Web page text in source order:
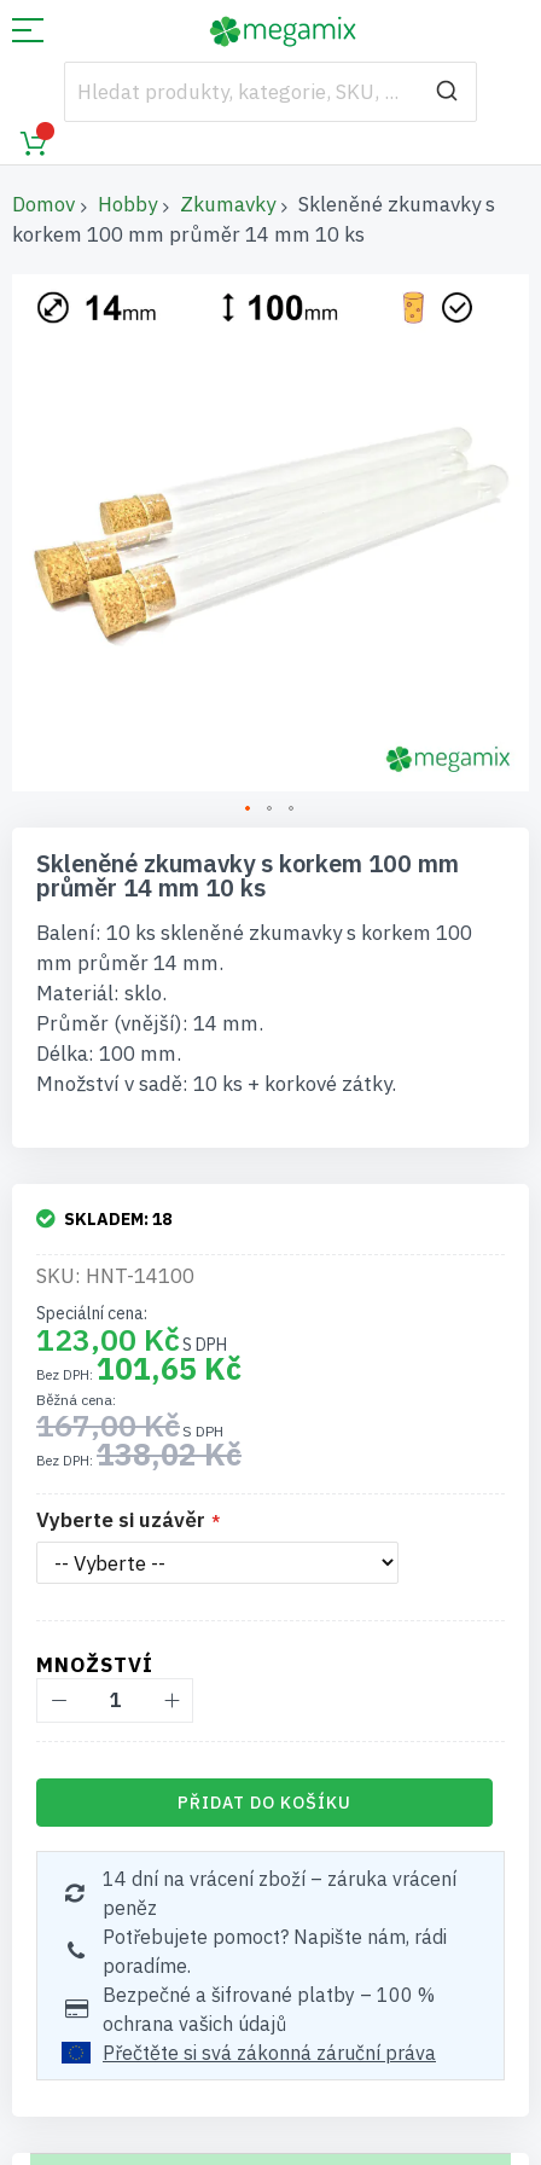
Domov Hobby Zkumavky
Skleněné zkumavky s
korkem 100 mm průměr 14 mm 10 ks
konec
začátek
galerie
obrázky
Skleněné zkumavky s korkem 100 mm
průměr 14 mm 10 ks
Balení: 10 ks skleněné zkumavky s korkem 100
mm průměr 14 mm.
Materiál: sklo.
Průměr (vnější): 14 mm.
Délka: 100 mm.
Množství v sadě: 10 ks + korkové zátky.
SKLADEM:18
SKU: HNT-14100
Speciální cena
123,00 Kč
101,65 Kč
Běžná cena
167,00 Kč
138,02 Kč
Vyberte si uzávěr
MNOŽSTVÍ
PŘIDAT DO KOŠÍKU
14 dní na vrácení zboží – záruka vrácení
peněz
Potřebujete pomoct? Napište nám, rádi
poradíme.
Bezpečné a šifrované platby – 100 %
ochrana vašich údajů
Přečtěte si svá zákonná záruční práva